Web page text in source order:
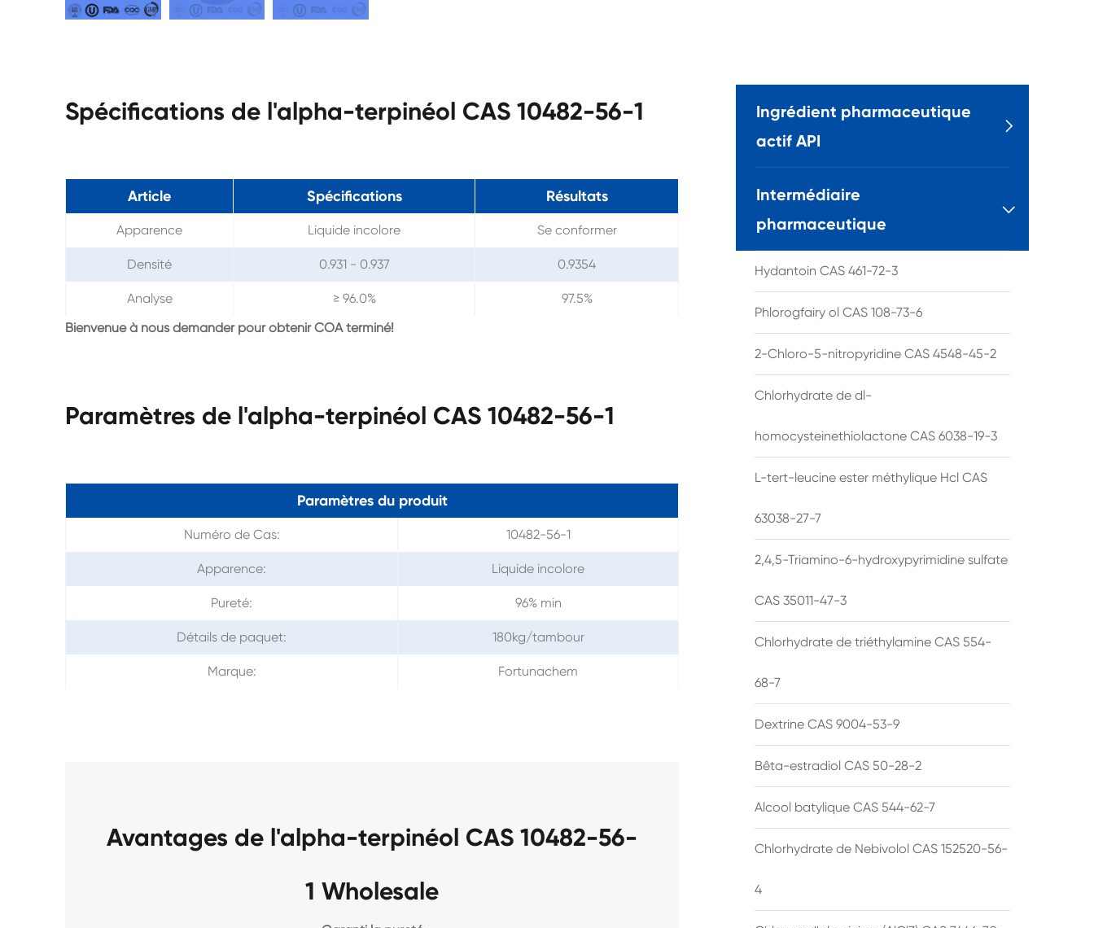
Spécifications de l'alpha-terpinéol CAS 10482-56-1
Article Spécifications Résultats
Apparence Liquide incolore Se conformer
Densité 0.931 - 0.937 0.9354
Analyse ≥ 96.0%
97.5%
Bienvenue à nous demander pour obtenir COA terminé!
Paramètres de l'alpha-terpinéol CAS 10482-56-1
Paramètres du produit
Numéro de Cas: 10482-56-1
Apparence: Liquide incolore
Pureté: 96% min
Détails de paquet: 180kg/tambour
Marque: Fortunachem
Avantages de l'alpha-terpinéol CAS 10482-56-
1 Wholesale
Ingrédient pharmaceutique
actif API

Intermédiaire
pharmaceutique

Hydantoin CAS 461-72-3
Phlorogfairy ol CAS 108-73-6
2-Chloro-5-nitropyridine CAS 4548-45-2
Chlorhydrate de dl-
homocysteinethiolactone CAS 6038-19-3
L-tert-leucine ester méthylique Hcl CAS
63038-27-7
2,4,5-Triamino-6-hydroxypyrimidine sulfate
CAS 35011-47-3
Chlorhydrate de triéthylamine CAS 554-
68-7
Dextrine CAS 9004-53-9
Bêta-estradiol CAS 50-28-2
Alcool batylique CAS 544-62-7
Chlorhydrate de Nebivolol CAS 152520-56-
4